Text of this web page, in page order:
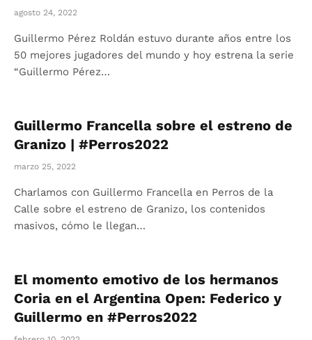
agosto 24, 2022
Guillermo Pérez Roldán estuvo durante años entre los
50 mejores jugadores del mundo y hoy estrena la serie
“Guillermo Pérez…
Guillermo Francella sobre el estreno de
Granizo | #Perros2022
marzo 25, 2022
Charlamos con Guillermo Francella en Perros de la
Calle sobre el estreno de Granizo, los contenidos
masivos, cómo le llegan…
El momento emotivo de los hermanos
Coria en el Argentina Open: Federico y
Guillermo en #Perros2022